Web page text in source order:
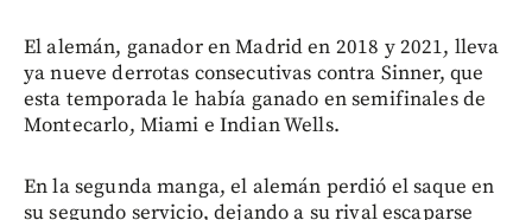
El alemán, ganador en Madrid en 2018 y 2021, lleva
ya nueve derrotas consecutivas contra Sinner, que
esta temporada le había ganado en semifinales de
Montecarlo, Miami e Indian Wells.
En la segunda manga, el alemán perdió el saque en
su segundo servicio, dejando a su rival escaparse